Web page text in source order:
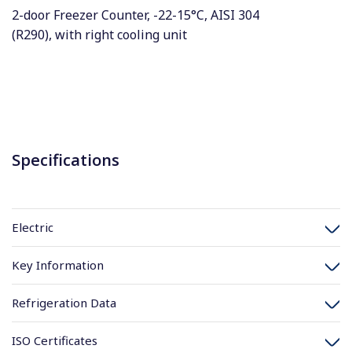
2-door Freezer Counter, -22-15°C, AISI 304
(R290), with right cooling unit
Specifications
Electric
Key Information
Refrigeration Data
ISO Certificates